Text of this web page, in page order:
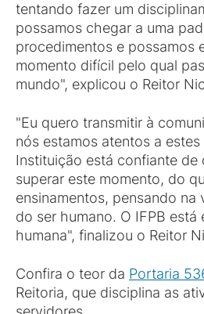
tentando fazer um
possamos chegar a uma
procedimentos e possamos
momento difícil pelo qual
mundo", explicou o Reitor
"Eu quero transmitir à
nós estamos atentos a
Instituição está confiante de
superar este momento, do
ensinamentos, pensando na
do ser humano. O IFPB está
humana", finalizou o Reitor
Confira o teor da Portaria
Reitoria, que disciplina as